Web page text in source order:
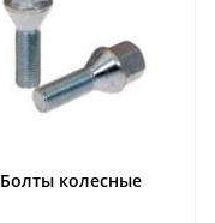
Болты колесные